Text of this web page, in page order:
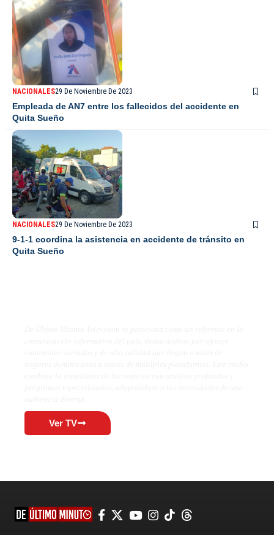
NACIONALES29 De Noviembre De 2023
Empleada de AN7 entre los fallecidos del accidente en
Quita Sueño
NACIONALES29 De Noviembre De 2023
9-1-1 coordina la asistencia en accidente de tránsito en
Quita Sueño
Ver TV